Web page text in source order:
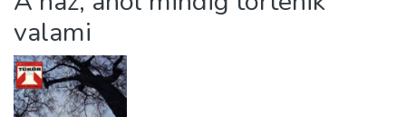
About us
valami